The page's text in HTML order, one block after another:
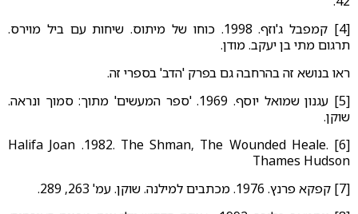
[4] קמפבל ג'וזף. 1998. כוחו של מיתוס. שיחות עם ביל מוירס.
תרגום מתי בן יעקב. מודן.
ראו בנושא זה בהרחבה גם בפרק 'הדב' בספרי זה.
[5] עגנון שמואל יוסף. 1969. 'ספר המעשים' מתוך: סמוך ונראה.
שוקן.
[6] Halifa Joan .1982. The Shman, The Wounded Heale.
Thames Hudson
[7] קפקא פרנץ. 1976. מכתבים למילנה. שוקן. עמ' 263, 289.